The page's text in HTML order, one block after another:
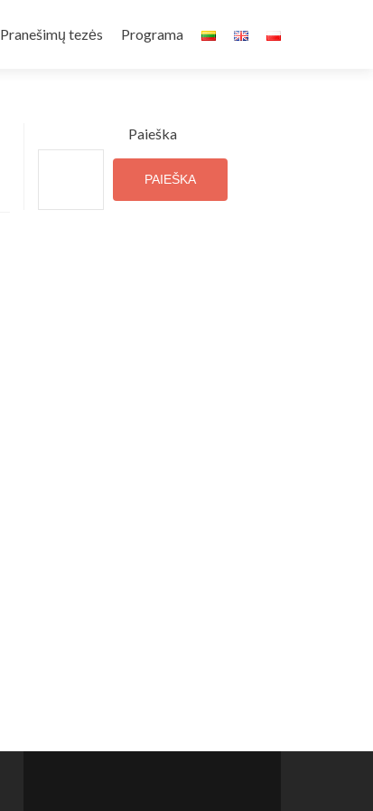
Pranešimų tezės Programa
Paieška
PAIEŠKA